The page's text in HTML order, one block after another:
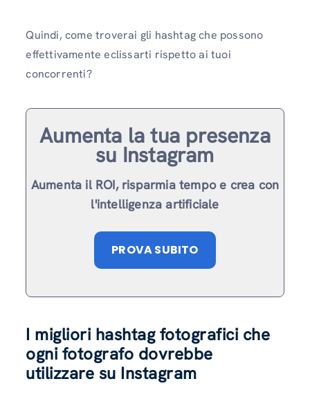
Quindi, come troverai gli hashtag che possono
effettivamente eclissarti rispetto ai tuoi
concorrenti?
Aumenta la tua presenza
su Instagram
Aumenta il ROI, risparmia tempo e crea con
l'intelligenza artificiale
PROVA SUBITO
I migliori hashtag fotografici che
ogni fotografo dovrebbe
utilizzare su Instagram